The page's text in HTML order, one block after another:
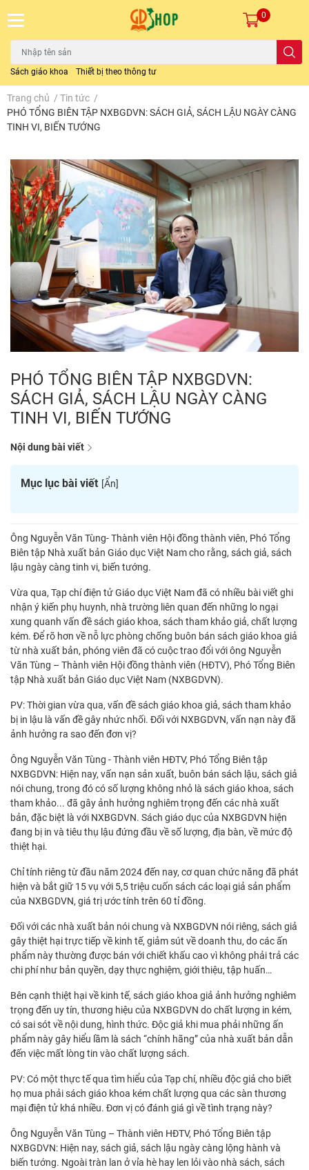
Sách giáo khoa Thiết bị theo thông tư
0
Trang chủ / Tin tức /
PHÓ TỔNG BIÊN TẬP NXBGDVN: SÁCH GIẢ, SÁCH LẬU NGÀY CÀNG
TINH VI, BIẾN TƯỚNG
PHÓ TỔNG BIÊN TẬP NXBGDVN:
SÁCH GIẢ, SÁCH LẬU NGÀY CÀNG
TINH VI, BIẾN TƯỚNG
Nội dung bài viết
Mục lục bài viết [Ẩn]
Ông Nguyễn Văn Tùng- Thành viên Hội đồng thành viên, Phó Tổng
Biên tập Nhà xuất bản Giáo dục Việt Nam cho rằng, sách giả, sách
lậu ngày càng tinh vi, biến tướng.
Vừa qua, Tạp chí điện tử Giáo dục Việt Nam đã có nhiều bài viết ghi
nhận ý kiến phụ huynh, nhà trường liên quan đến những lo ngại
xung quanh vấn đề sách giáo khoa, sách tham khảo giả, chất lượng
kém. Để rõ hơn về nỗ lực phòng chống buôn bán sách giáo khoa giả
từ nhà xuất bản, phóng viên đã có cuộc trao đổi với ông Nguyễn
Văn Tùng – Thành viên Hội đồng thành viên (HĐTV), Phó Tổng Biên
tập Nhà xuất bản Giáo dục Việt Nam (NXBGDVN).
PV: Thời gian vừa qua, vấn đề sách giáo khoa giả, sách tham khảo
bị in lậu là vấn đề gây nhức nhối. Đối với NXBGDVN, vấn nạn này đã
ảnh hưởng ra sao đến đơn vị?
Ông Nguyễn Văn Tùng - Thành viên HĐTV, Phó Tổng Biên tập
NXBGDVN: Hiện nay, vấn nạn sản xuất, buôn bán sách lậu, sách giả
nói chung, trong đó có số lượng không nhỏ là sách giáo khoa, sách
tham khảo... đã gây ảnh hưởng nghiêm trọng đến các nhà xuất
bản, đặc biệt là với NXBGDVN. Sách giáo dục của NXBGDVN hiện
đang bị in và tiêu thụ lậu đứng đầu về số lượng, địa bàn, về mức độ
thiệt hại.
Chỉ tính riêng từ đầu năm 2024 đến nay, cơ quan chức năng đã phát
hiện và bắt giữ 15 vụ với 5,5 triệu cuốn sách các loại giả sản phẩm
của NXBGDVN, giá trị ước tính trên 60 tỉ đồng.
Đối với các nhà xuất bản nói chung và NXBGDVN nói riêng, sách giả
gây thiệt hại trực tiếp về kinh tế, giảm sút về doanh thu, do các ấn
phẩm này thường được bán với chiết khấu cao vì không phải trả các
chi phí như bản quyền, dạy thực nghiệm, giới thiệu, tập huấn…
Bên cạnh thiệt hại về kinh tế, sách giáo khoa giả ảnh hưởng nghiêm
trọng đến uy tín, thương hiệu của NXBGDVN do chất lượng in kém,
có sai sót về nội dung, hình thức. Độc giả khi mua phải những ấn
phẩm này gây hiểu lầm là sách “chính hãng” của nhà xuất bản dẫn
đến việc mất lòng tin vào chất lượng sách.
PV: Có một thực tế qua tìm hiểu của Tạp chí, nhiều độc giả cho biết
họ mua phải sách giáo khoa kém chất lượng qua các sàn thương
mại điện tử khá nhiều. Đơn vị có đánh giá gì về tình trạng này?
Ông Nguyễn Văn Tùng – Thành viên HĐTV, Phó Tổng Biên tập
NXBGDVN: Hiện nay, sách giả, sách lậu ngày càng lộng hành và
biến tướng. Ngoài tràn lan ở vỉa hè hay len lỏi vào nhà sách, sách